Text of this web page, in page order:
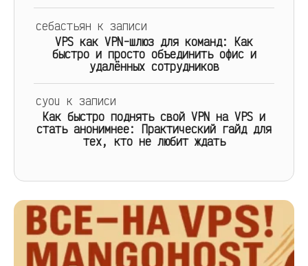
себастьян к записи
VPS как VPN-шлюз для команд: Как
быстро и просто объединить офис и
удалённых сотрудников
cyou к записи
Как быстро поднять свой VPN на VPS и
стать анонимнее: Практический гайд для
тех, кто не любит ждать